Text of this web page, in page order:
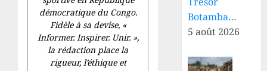
démocratique du Congo.
Fidèle à sa devise, «
Informer. Inspirer. Unir.»,
la rédaction place la
rigueur, l’éthique et
Botamba…
5 août 2026